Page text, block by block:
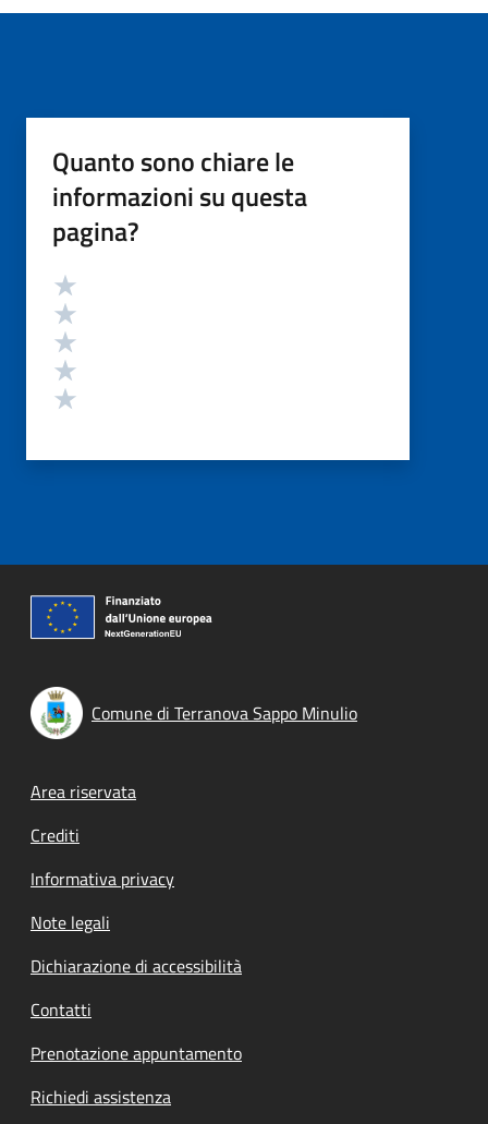
Quanto sono chiare le
informazioni su questa
pagina?
Valutazione
Comune di Terranova Sappo Minulio
Footer menu
Area riservata
Crediti
Informativa privacy
Note legali
Dichiarazione di accessibilità
Contatti
Prenotazione appuntamento
Richiedi assistenza